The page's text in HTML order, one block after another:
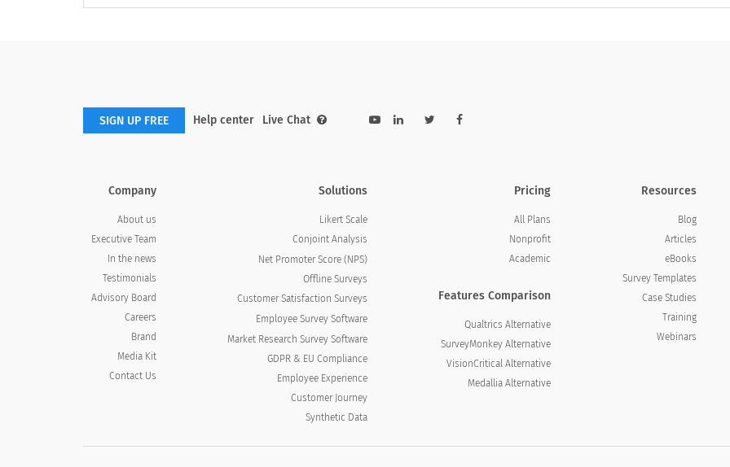
Help center Live Chat
SIGN UP FREE
Resources
Blog
Articles
eBooks
Survey Templates
Case Studies
Training
Webinars
Pricing
All Plans
Nonprofit
Academic
Features Comparison
Qualtrics Alternative
SurveyMonkey Alternative
VisionCritical Alternative
Medallia Alternative
Solutions
Likert Scale
Conjoint Analysis
Net Promoter Score (NPS)
Offline Surveys
Customer Satisfaction Surveys
Employee Survey Software
Market Research Survey Software
GDPR & EU Compliance
Employee Experience
Customer Journey
Synthetic Data
Company
About us
Executive Team
In the news
Testimonials
Advisory Board
Careers
Brand
Media Kit
Contact Us